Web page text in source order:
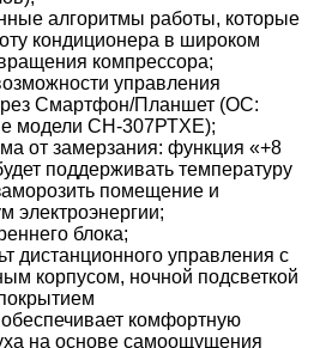
алгоритмы работы, которые
кондиционера в широком
компрессора;
управления
Смартфон/Планшет (ОС:
модели СН-307РТХЕ);
от замерзания: функция «+8
поддерживать температуру
помещение и
электроэнергии;
блока;
дистанционного управления с
корпусом, ночной подсветкой
комфортную
на основе самоощущения